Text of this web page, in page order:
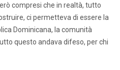
compresi che in realtà, tutto
ci permetteva di essere la
Dominicana, la comunità
questo andava difeso, per chi